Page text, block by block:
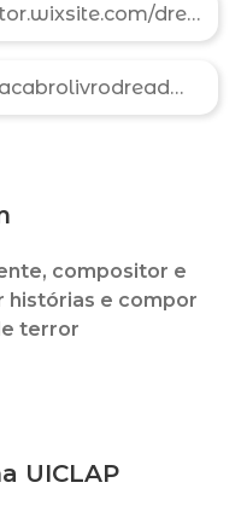
https://dreadmutilator.wixsite.com/dread-mutilator
https://uiclap.bio/macabrolivrodreadmutilator666
compositor e
histórias e compor
terror
UICLAP